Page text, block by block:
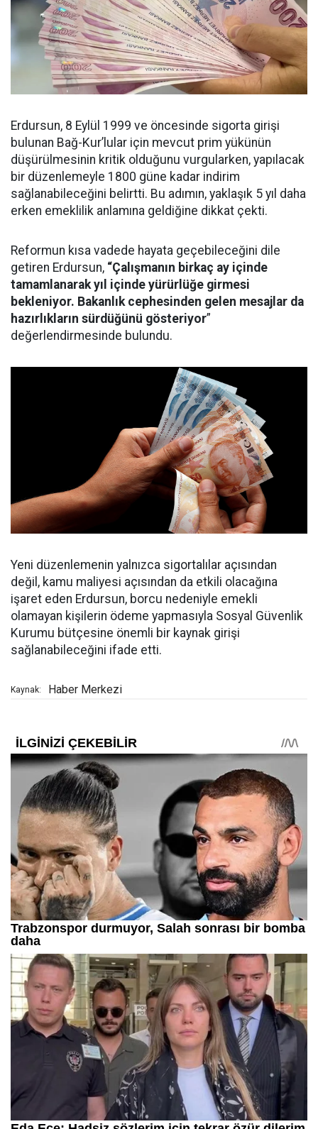
Erdursun, 8 Eylül 1999 ve öncesinde sigorta girişi
bulunan Bağ-Kur’lular için mevcut prim yükünün
düşürülmesinin kritik olduğunu vurgularken, yapılacak
bir düzenlemeyle 1800 güne kadar indirim
sağlanabileceğini belirtti. Bu adımın, yaklaşık 5 yıl daha
erken emeklilik anlamına geldiğine dikkat çekti.
Reformun kısa vadede hayata geçebileceğini dile
getiren Erdursun, “Çalışmanın birkaç ay içinde
tamamlanarak yıl içinde yürürlüğe girmesi
bekleniyor. Bakanlık cephesinden gelen mesajlar da
hazırlıkların sürdüğünü gösteriyor”
değerlendirmesinde bulundu.
Yeni düzenlemenin yalnızca sigortalılar açısından
değil, kamu maliyesi açısından da etkili olacağına
işaret eden Erdursun, borcu nedeniyle emekli
olamayan kişilerin ödeme yapmasıyla Sosyal Güvenlik
Kurumu bütçesine önemli bir kaynak girişi
sağlanabileceğini ifade etti.
Kaynak: Haber Merkezi